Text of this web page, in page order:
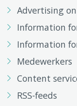
Advertising
Information
Information
Medewerkers
Content
RSS-feeds